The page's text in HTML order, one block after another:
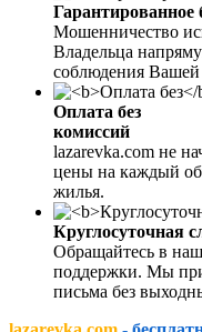
Гарантированное
Мошенничество
Владельца
соблюдения
Оплата без
комиссий
lazarevka.com не
цены на каждый
жилья.
Круглосуточная
Обращайтесь в
поддержки. Мы
письма без